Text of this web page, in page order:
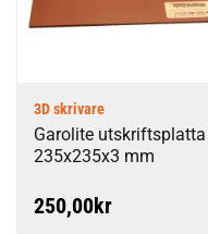
3D skrivare
Garolite utskriftsplatta
235x235x3 mm
250,00kr